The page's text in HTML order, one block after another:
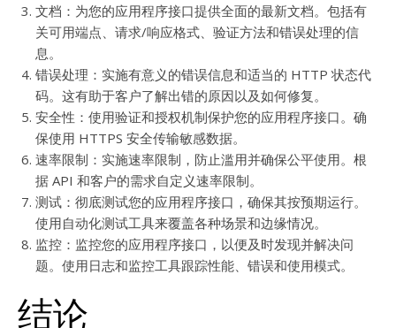
文档：为您的应用程序接口提供全面的最新文档。包括有
关可用端点、请求/响应格式、验证方法和错误处理的信
息。
错误处理：实施有意义的错误信息和适当的 HTTP 状态代
码。这有助于客户了解出错的原因以及如何修复。
安全性：使用验证和授权机制保护您的应用程序接口。确
保使用 HTTPS 安全传输敏感数据。
速率限制：实施速率限制，防止滥用并确保公平使用。根
据 API 和客户的需求自定义速率限制。
测试：彻底测试您的应用程序接口，确保其按预期运行。
使用自动化测试工具来覆盖各种场景和边缘情况。
监控：监控您的应用程序接口，以便及时发现并解决问
题。使用日志和监控工具跟踪性能、错误和使用模式。
结论